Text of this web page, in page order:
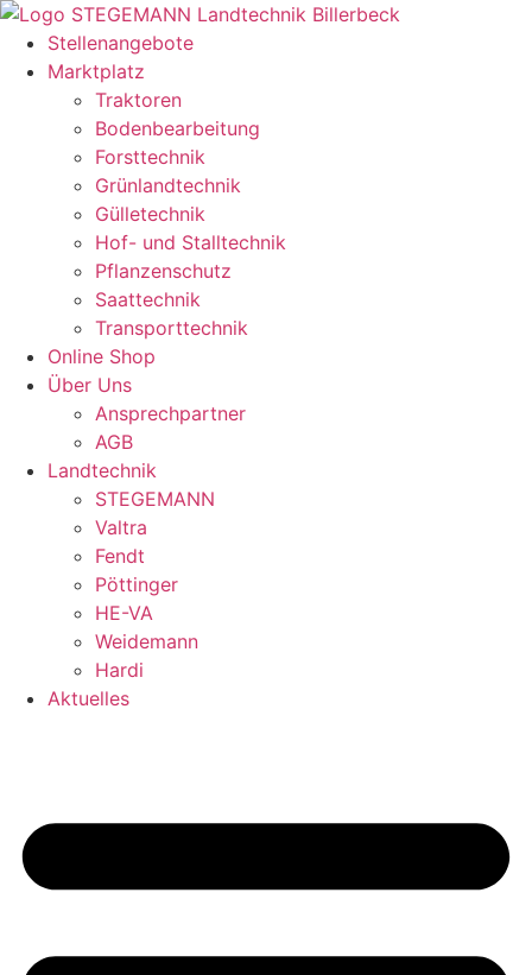
Zum
Inhalt
springen
Stellenangebote
Marktplatz
Traktoren
Bodenbearbeitung
Forsttechnik
Grünlandtechnik
Gülletechnik
Hof- und Stalltechnik
Pflanzenschutz
Saattechnik
Transporttechnik
Online Shop
Über Uns
Ansprechpartner
AGB
Landtechnik
STEGEMANN
Valtra
Fendt
Pöttinger
HE-VA
Weidemann
Hardi
Aktuelles